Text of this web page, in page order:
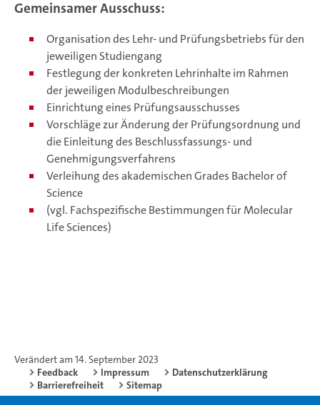
Gemeinsamer Ausschuss:
Organisation des Lehr- und Prüfungsbetriebs für den
jeweiligen Studiengang
Festlegung der konkreten Lehrinhalte im Rahmen
der jeweiligen Modulbeschreibungen
Einrichtung eines Prüfungsausschusses
Vorschläge zur Änderung der Prüfungsordnung und
die Einleitung des Beschlussfassungs- und
Genehmigungsverfahrens
Verleihung des akademischen Grades Bachelor of
Science
(vgl. Fachspezifische Bestimmungen für Molecular
Life Sciences)
Verändert am 14. September 2023
Feedback
Impressum
Datenschutzerklärung
Barrierefreiheit
Sitemap